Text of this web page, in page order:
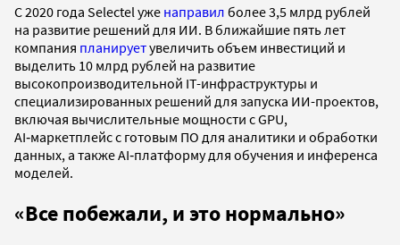
С 2020 года Selectel уже направил более 3,5 млрд рублей
на развитие решений для ИИ. В ближайшие пять лет
компания планируетувеличить объем инвестиций и
выделить 10 млрд рублей на развитие
высокопроизводительной IT-инфраструктуры и
специализированных решений для запуска ИИ-проектов,
включая вычислительные мощности с GPU,
AI‑маркетплейс с готовым ПО для аналитики и обработки
данных, а также AI‑платформу для обучения и инференса
моделей.
«Все побежали, и это нормально»